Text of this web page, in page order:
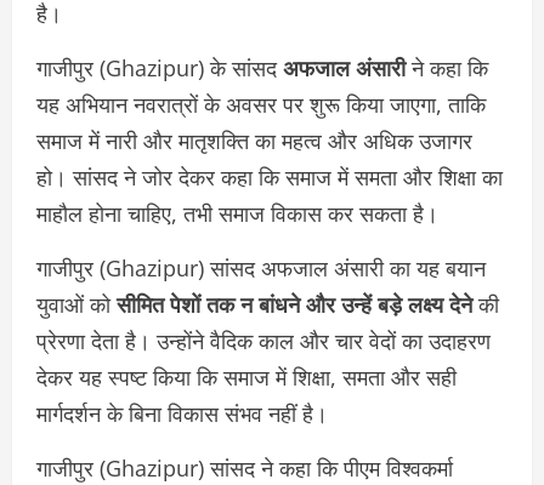
है।
गाजीपुर (Ghazipur) के सांसदअफजाल अंसारीने कहा कि
यह अभियान नवरात्रों के अवसर पर शुरू किया जाएगा, ताकि
समाज में नारी और मातृशक्ति का महत्व और अधिक उजागर
हो। सांसद ने जोर देकर कहा कि समाज में समता और शिक्षा का
माहौल होना चाहिए, तभी समाज विकास कर सकता है।
गाजीपुर (Ghazipur) सांसद अफजाल अंसारी का यह बयान
युवाओं कोसीमित पेशों तक न बांधने और उन्हें बड़े लक्ष्य देनेकी
प्रेरणा देता है। उन्होंने वैदिक काल और चार वेदों का उदाहरण
देकर यह स्पष्ट किया कि समाज में शिक्षा, समता और सही
मार्गदर्शन के बिना विकास संभव नहीं है।
गाजीपुर (Ghazipur) सांसद ने कहा कि पीएम विश्वकर्मा